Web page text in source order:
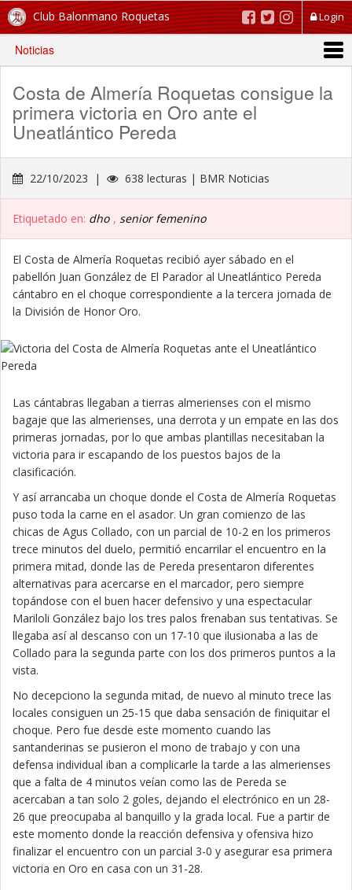
Login
Club Balonmano Roquetas
Noticias
Costa de Almería Roquetas consigue la
primera victoria en Oro ante el
Uneatlántico Pereda
22/10/2023 | 638 lecturas | BMR Noticias
Etiquetado en: dho , senior femenino
El Costa de Almería Roquetas recibió ayer sábado en el
pabellón Juan González de El Parador al Uneatlántico Pereda
cántabro en el choque correspondiente a la tercera jornada de
la División de Honor Oro.
Las cántabras llegaban a tierras almerienses con el mismo
bagaje que las almerienses, una derrota y un empate en las dos
primeras jornadas, por lo que ambas plantillas necesitaban la
victoria para ir escapando de los puestos bajos de la
clasificación.
Y así arrancaba un choque donde el Costa de Almería Roquetas
puso toda la carne en el asador. Un gran comienzo de las
chicas de Agus Collado, con un parcial de 10-2 en los primeros
trece minutos del duelo, permitió encarrilar el encuentro en la
primera mitad, donde las de Pereda presentaron diferentes
alternativas para acercarse en el marcador, pero siempre
topándose con el buen hacer defensivo y una espectacular
Mariloli González bajo los tres palos frenaban sus tentativas. Se
llegaba así al descanso con un 17-10 que ilusionaba a las de
Collado para la segunda parte con los dos primeros puntos a la
vista.
No decepciono la segunda mitad, de nuevo al minuto trece las
locales consiguen un 25-15 que daba sensación de finiquitar el
choque. Pero fue desde este momento cuando las
santanderinas se pusieron el mono de trabajo y con una
defensa individual iban a complicarle la tarde a las almerienses
que a falta de 4 minutos veían como las de Pereda se
acercaban a tan solo 2 goles, dejando el electrónico en un 28-
26 que preocupaba al banquillo y la grada local. Fue a partir de
este momento donde la reacción defensiva y ofensiva hizo
finalizar el encuentro con un parcial 3-0 y asegurar esa primera
victoria en Oro en casa con un 31-28.